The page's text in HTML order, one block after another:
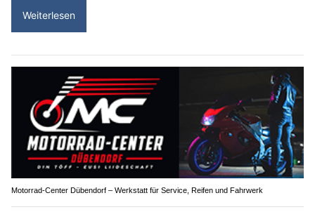
Weiterlesen
Motorrad-Center Dübendorf – Werkstatt für Service, Reifen und Fahrwerk